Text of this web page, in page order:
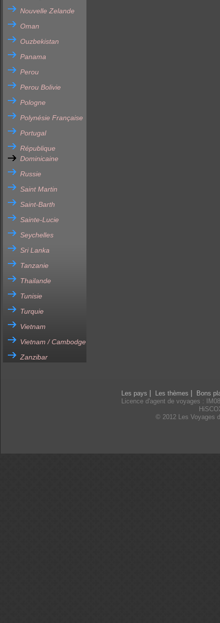
Nouvelle Zelande
Oman
Ouzbekistan
Panama
Perou
Perou Bolivie
Pologne
Polynésie Française
Portugal
République
Dominicaine
Russie
Saint Martin
Saint-Barth
Sainte-Lucie
Seychelles
Sri Lanka
Tanzanie
Thailande
Tunisie
Turquie
Vietnam
Vietnam / Cambodge
Zanzibar
Les pays Les thèmes
Bons
Licence d'agent de voyages :
© 2012 Les Voyages